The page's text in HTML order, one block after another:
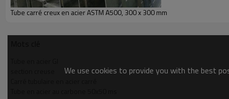
Tube carré creux en acier ASTM A500, 300 x 300 mm
We use cookies to provide you with the best